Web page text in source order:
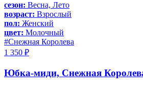
сезон: Весна, Лето
возраст: Взрослый
пол: Женский
цвет: Молочный
#Снежная Королева
1 350 ₽
Юбка-миди, Снежная